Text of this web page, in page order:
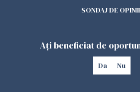
SONDAJ DE
Ați beneficiat de
Da Nu